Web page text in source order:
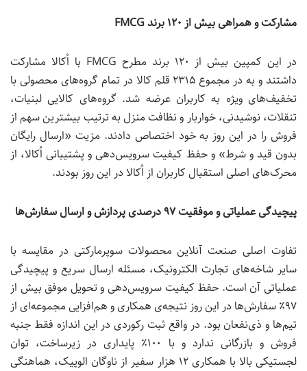
مشارکت و همراهی بیش از ۱۲۰ برند FMCG
در این کمپین بیش از ۱۲۰ برند مطرح FMCG با اُکالا مشارکت
داشتند و به در مجموع ۲۳۱۵ قلم کالا در تمام گروه‌های محصولی با
تخفیف‌های ویژه به کاربران عرضه شد. گروه‌های کالایی لبنیات،
تنقلات، نوشیدنی، خواربار و نظافت منزل به ترتیب بیشترین سهم از
فروش را در این روز به خود اختصاص دادند. مزیت «ارسال رایگان
بدون قید و شرط» و حفظ کیفیت سرویس‌دهی و پشتیبانی اُکالا، از
محرک‌های اصلی استقبال کاربران از اُکالا در این روز بودند.
پیچیدگی عملیاتی و موفقیت ۹۷ درصدی پردازش و ارسال سفارش‌ها
تفاوت اصلی صنعت آنلاین محصولات سوپرمارکتی در مقایسه با
سایر شاخه‌های تجارت الکترونیک، مسئله ارسال سریع و پیچیدگی
عملیاتی آن است. حفظ کیفیت سرویس‌دهی و تحویل موفق بیش از
۹۷٪ سفارش‌ها در این روز نتیجه‌ی همکاری و هم‌افزایی مجموعه‌ای از
تیم‌ها و ذی‌نفعان بود. در واقع ثبت رکوردی در این اندازه فقط جنبه
فروش و بازرگانی ندارد و با ۱۰۰٪ پایداری در زیرساخت، توان
لجستیکی بالا با همکاری ۱۲ هزار
سفیر از ناوگان الوپیک، هماهنگی